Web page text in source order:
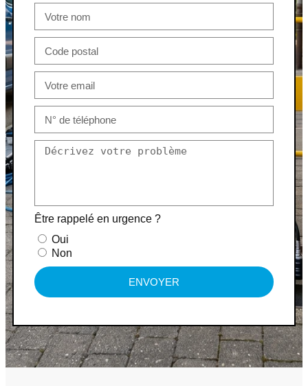
Être rappelé en urgence ?
Oui
Non
ENVOYER